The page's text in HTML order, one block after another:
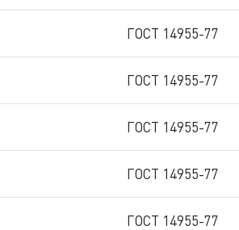
ГОСТ 14955-77
ГОСТ 14955-77
ГОСТ 14955-77
ГОСТ 14955-77
ГОСТ 14955-77